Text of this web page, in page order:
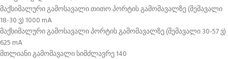
მაქსიმალური გამოსავალი თითო პორტის გამომავალზე (შემავალი
18-30 ვ) 1000 mA
მაქსიმალური გამოსავალი პორტის გამომავალზე (შემავალი 30-57 ვ)
625 mA
მთლიანი გამომავალი სიმძლავრე 140